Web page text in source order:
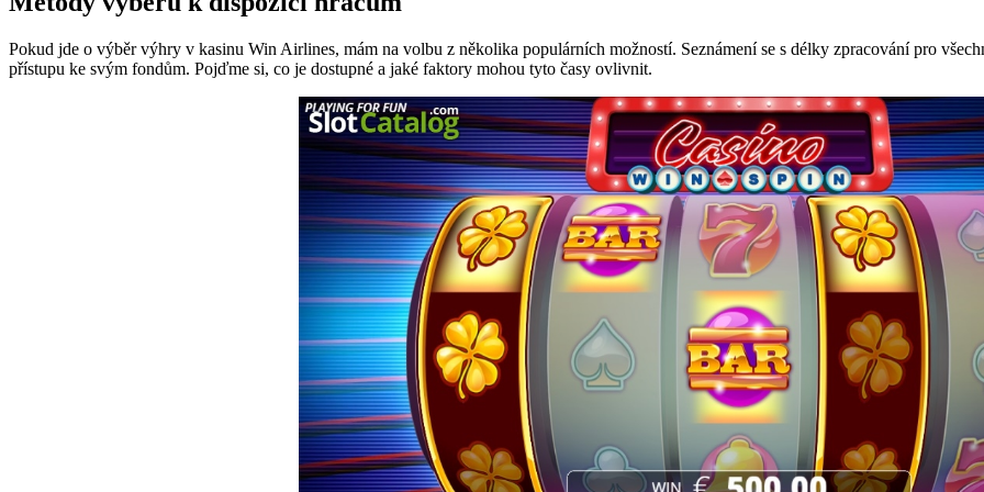
Pokud jde o výběr výhry v kasinu Win Airlines, mám na volbu z několika populárních možností. Seznámení se s délky zpracování pro
přístupu ke svým fondům. Pojďme si, co je dostupné a jaké faktory mohou tyto časy ovlivnit.